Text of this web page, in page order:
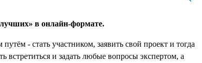
в онлайн-формате.
- стать участником, заявить свой проект и тогда
встретиться и задать любые вопросы экспертом, а